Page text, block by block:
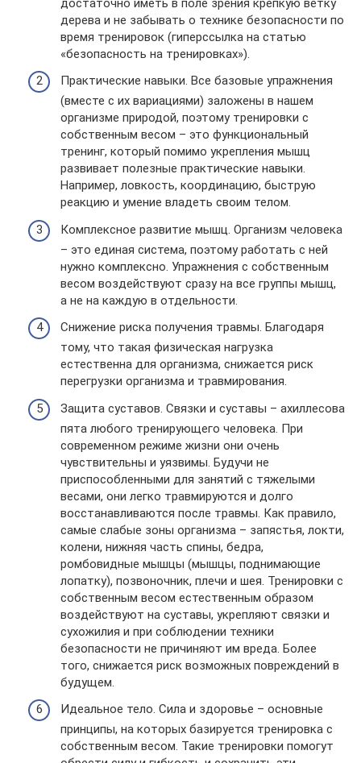
дерева и не забывать о технике безопасности по
время тренировок (гиперссылка на статью
«безопасность на тренировках»).
Практические навыки. Все базовые упражнения
(вместе с их вариациями) заложены в нашем
организме природой, поэтому тренировки с
собственным весом – это функциональный
тренинг, который помимо укрепления мышц
развивает полезные практические навыки.
Например, ловкость, координацию, быструю
реакцию и умение владеть своим телом.
Комплексное развитие мышц. Организм человека
– это единая система, поэтому работать с ней
нужно комплексно. Упражнения с собственным
весом воздействуют сразу на все группы мышц,
а не на каждую в отдельности.
Снижение риска получения травмы. Благодаря
тому, что такая физическая нагрузка
естественна для организма, снижается риск
перегрузки организма и травмирования.
Защита суставов. Связки и суставы – ахиллесова
пята любого тренирующего человека. При
современном режиме жизни они очень
чувствительны и уязвимы. Будучи не
приспособленными для занятий с тяжелыми
весами, они легко травмируются и долго
восстанавливаются после травмы. Как правило,
самые слабые зоны организма – запястья, локти,
колени, нижняя часть спины, бедра,
ромбовидные мышцы (мышцы, поднимающие
лопатку), позвоночник, плечи и шея. Тренировки с
собственным весом естественным образом
воздействуют на суставы, укрепляют связки и
сухожилия и при соблюдении техники
безопасности не причиняют им вреда. Более
того, снижается риск возможных повреждений в
будущем.
Идеальное тело. Сила и здоровье – основные
принципы, на которых базируется тренировка с
собственным весом. Такие тренировки помогут